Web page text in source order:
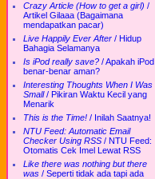
Crazy Article (How to get a girl) /
Artikel Gilaaa (Bagaimana
mendapatkan pacar)
Live Happily Ever After / Hidup
Bahagia Selamanya
Is iPod really save? /Apakah iPod
benar-benar aman?
Interesting Thoughts When I Was
Small/ Pikiran Waktu Kecil yang
Menarik
This is the Time! / Inilah Saatnya!
NTU Feed: Automatic Email
Checker Using RSS / NTU Feed:
Otomatis Cek Imel Lewat RSS
Like there was nothing but there
was / Seperti tidak ada tapi ada